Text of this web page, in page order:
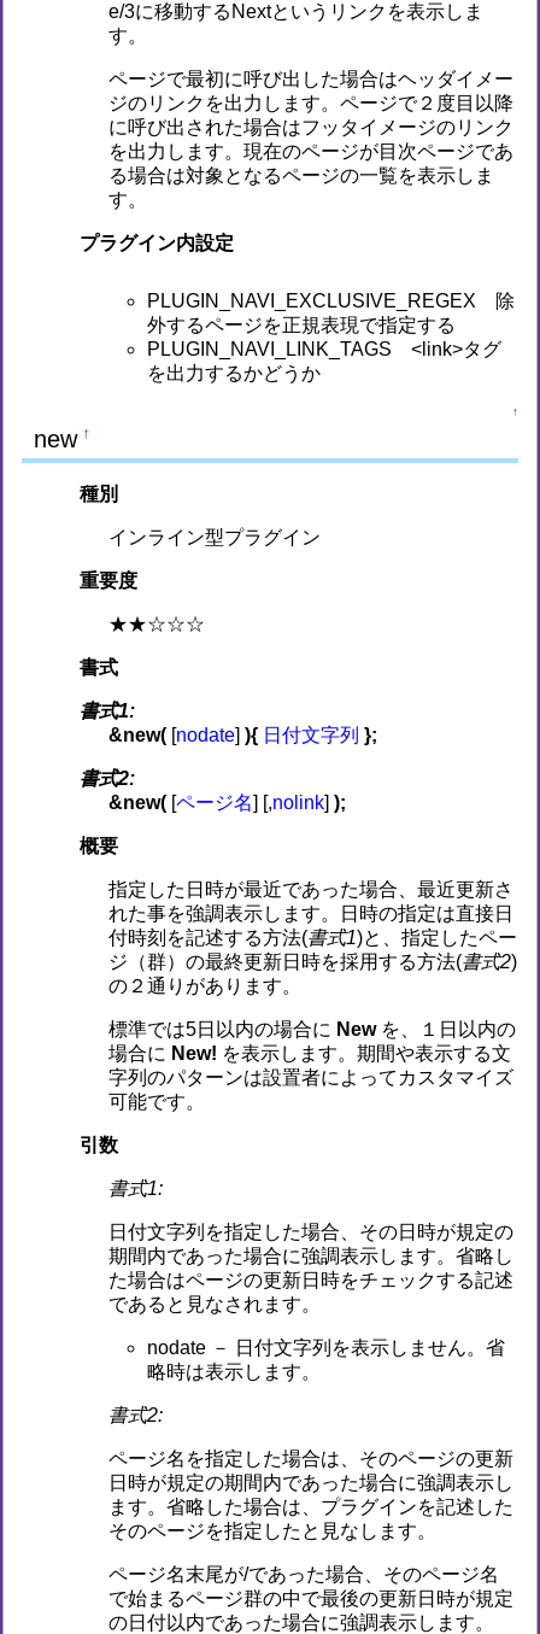
e/3に移動するNextというリンクを表示しま
す。
ページで最初に呼び出した場合はヘッダイメー
ジのリンクを出力します。ページで２度目以降
に呼び出された場合はフッタイメージのリンク
を出力します。現在のページが目次ページであ
る場合は対象となるページの一覧を表示しま
す。
プラグイン内設定
PLUGIN_NAVI_EXCLUSIVE_REGEX 除
外するページを正規表現で指定する
PLUGIN_NAVI_LINK_TAGS <link>タグ
を出力するかどうか
↑
new †
種別
インライン型プラグイン
重要度
★★☆☆☆
書式
書式1:
&new( [nodate]){ 日付文字列 };
書式2:
&new( [ページ名] [,nolink]);
概要
指定した日時が最近であった場合、最近更新さ
れた事を強調表示します。日時の指定は直接日
付時刻を記述する方法(書式1)と、指定したペー
ジ（群）の最終更新日時を採用する方法(書式2)
の２通りがあります。
標準では5日以内の場合に Newを、１日以内の
場合に New! を表示します。期間や表示する文
字列のパターンは設置者によってカスタマイズ
可能です。
引数
書式1:
日付文字列を指定した場合、その日時が規定の
期間内であった場合に強調表示します。省略し
た場合はページの更新日時をチェックする記述
であると見なされます。
nodate － 日付文字列を表示しません。省
略時は表示します。
書式2:
ページ名を指定した場合は、そのページの更新
日時が規定の期間内であった場合に強調表示し
ます。省略した場合は、プラグインを記述した
そのページを指定したと見なします。
ページ名末尾が/であった場合、そのページ名
で始まるページ群の中で最後の更新日時が規定
の日付以内であった場合に強調表示します。